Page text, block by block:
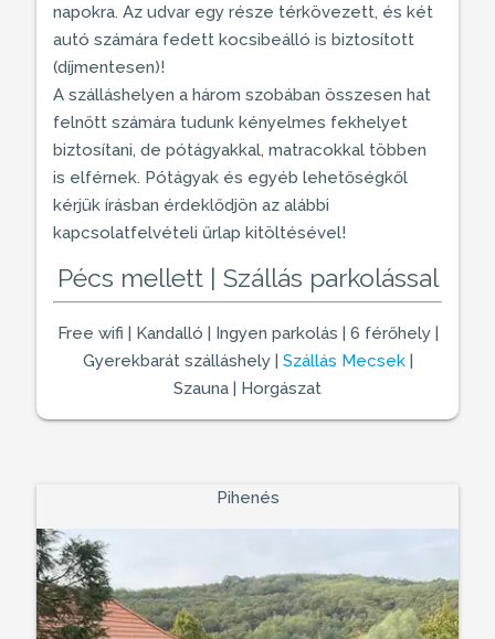
napokra. Az udvar egy része térkövezett, és két
autó számára fedett kocsibeálló is biztosított
(díjmentesen)!
A szálláshelyen a három szobában összesen hat
felnőtt számára tudunk kényelmes fekhelyet
biztosítani, de pótágyakkal, matracokkal többen
is elférnek. Pótágyak és egyéb lehetőségkől
kérjük írásban érdeklődjön az alábbi
kapcsolatfelvételi űrlap kitöltésével!
Pécs mellett | Szállás parkolással
Free wifi | Kandalló | Ingyen parkolás | 6 férőhely |
Gyerekbarát szálláshely| Szállás Mecsek|
Szauna | Horgászat
Pihenés